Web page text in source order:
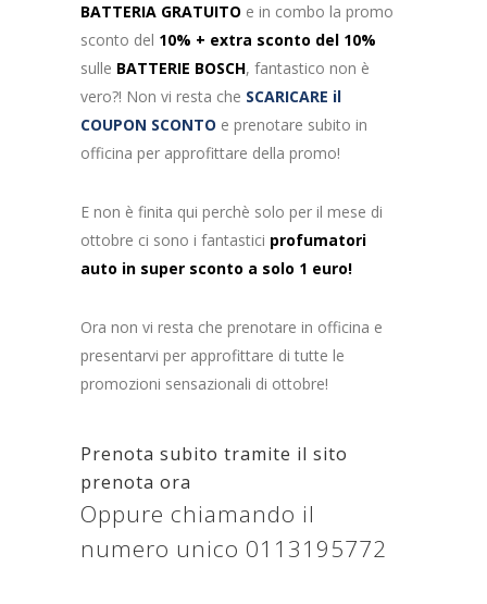
BATTERIA GRATUITO e in combo la promo
sconto del 10% + extra sconto del 10%
sulle BATTERIE BOSCH, fantastico non è
vero?! Non vi resta che SCARICARE il
COUPON SCONTO e prenotare subito in
officina per approfittare della promo!
E non è finita qui perchè solo per il mese di
ottobre ci sono i fantastici profumatori
auto in super sconto a solo 1 euro!
Ora non vi resta che prenotare in officina e
presentarvi per approfittare di tutte le
promozioni sensazionali di ottobre!
Prenota subito tramite il sito
prenota ora
Oppure chiamando il
numero unico 0113195772